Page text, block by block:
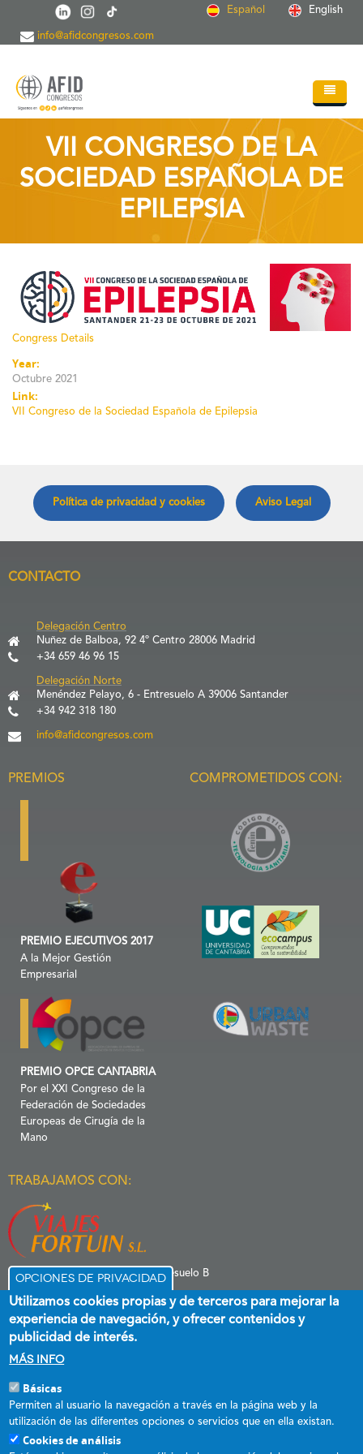
Pasar al contenido principal Español English
info@afidcongresos.com
Quiénes somos
Blog
VII CONGRESO DE LA
SOCIEDAD ESPAÑOLA DE
EPILEPSIA
Congress Details
Year:
Octubre 2021
Link:
VII Congreso de la Sociedad Española de Epilepsia
Política de privacidad y cookies Aviso Legal
CONTACTO
Delegación Centro
Nuñez de Balboa, 92 4º Centro 28006 Madrid
+34 659 46 96 15
Delegación Norte
Menéndez Pelayo, 6 - Entresuelo A 39006 Santander
+34 942 318 180
info@afidcongresos.com
PREMIOS
PREMIO EJECUTIVOS 2017
A la Mejor Gestión
Empresarial
PREMIO OPCE CANTABRIA
Por el XXI Congreso de la
Federación de Sociedades
Europeas de Cirugía de la
Mano
COMPROMETIDOS CON:
TRABAJAMOS CON:
C/ Menéndez Pelayo 6 Entresuelo B
Esta empresa ha recibido una subvención destinada a promover el
empleo estable y de calidad, cofinanciada al 60 % por el Fondo Social
Europeo plus y el Gobierno de Cantabria a través del Programa
Opciones de privacidad
Utilizamos cookies propias y de terceros para mejorar la
experiencia de navegación, y ofrecer contenidos y
publicidad de interés.
Más info
Básicas
Permiten al usuario la navegación a través en la página web y la
utilización de las diferentes opciones o servicios que en ella existan.
Cookies de análisis